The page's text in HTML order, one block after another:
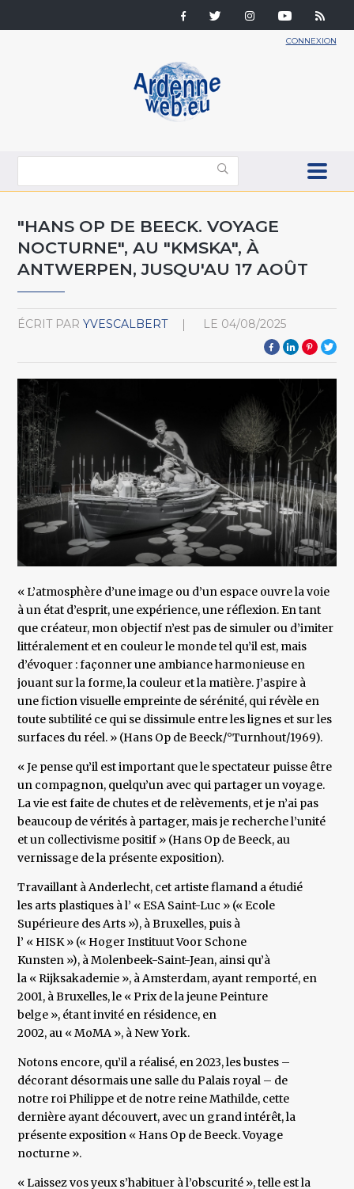
CONNEXION
"HANS OP DE BEECK. VOYAGE
NOCTURNE", AU "KMSKA", À
ANTWERPEN, JUSQU'AU 17 AOÛT
ÉCRIT PAR YVESCALBERT LE 04/08/2025
« L’atmosphère d’une image ou d’un espace ouvre la voie
à un état d’esprit, une expérience, une réflexion. En tant
que créateur, mon objectif n’est pas de simuler ou d’imiter
littéralement et en couleur le monde tel qu’il est, mais
d’évoquer : façonner une ambiance harmonieuse en
jouant sur la forme, la couleur et la matière. J’aspire à
une fiction visuelle empreinte de sérénité, qui révèle en
toute subtilité ce qui se dissimule entre les lignes et sur les
surfaces du réel. » (Hans Op de Beeck/°Turnhout/1969).
« Je pense qu’il est important que le spectateur puisse être
un compagnon, quelqu’un avec qui partager un voyage.
La vie est faite de chutes et de relèvements, et je n’ai pas
beaucoup de vérités à partager, mais je recherche l’unité
et un collectivisme positif » (Hans Op de Beeck, au
vernissage de la présente exposition).
Travaillant à Anderlecht, cet artiste flamand a étudié
les arts plastiques à l’ « ESA Saint-Luc » (« Ecole
Supérieure des Arts »), à Bruxelles, puis à
l’ « HISK » (« Hoger Instituut Voor Schone
Kunsten »), à Molenbeek-Saint-Jean, ainsi qu’à
la « Rijksakademie », à Amsterdam, ayant remporté, en
2001, à Bruxelles, le « Prix de la jeune Peinture
belge », étant invité en résidence, en
2002, au « MoMA », à New York.
Notons encore, qu’il a réalisé, en 2023, les bustes –
décorant désormais une salle du Palais royal – de
notre roi Philippe et de notre reine Mathilde, cette
dernière ayant découvert, avec un grand intérêt, la
présente exposition « Hans Op de Beeck. Voyage
nocturne ».
« Laissez vos yeux s’habituer à l’obscurité », telle est la